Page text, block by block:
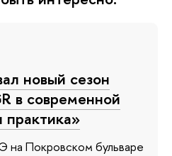
новый сезон
в современной
практика»
Покровском бульваре